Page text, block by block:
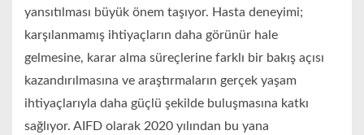
yansıtılması büyük önem taşıyor. Hasta deneyimi;
karşılanmamış ihtiyaçların daha görünür hale
gelmesine, karar alma süreçlerine farklı bir bakış açısı
kazandırılmasına ve araştırmaların gerçek yaşam
ihtiyaçlarıyla daha güçlü şekilde buluşmasına katkı
sağlıyor. AIFD olarak 2020 yılından bu yana